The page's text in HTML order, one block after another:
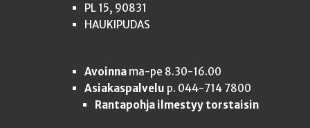
PL 15, 90831
HAUKIPUDAS
Avoinna ma-pe 8.30-16.00
Asiakaspalvelu p. 044-714 7800
Rantapohja ilmestyy torstaisin